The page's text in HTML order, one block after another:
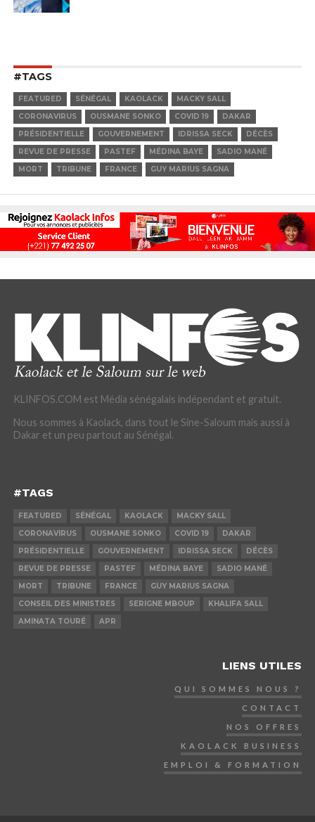
#TAGS
FEATURED SÉNÉGAL KAOLACK
MACKY SALL
CORONAVIRUS
OUSMANE SONKO COVID 19
DAKAR
PRÉSIDENTIELLE
GOUVERNEMENT IDRISSA SECK
DÉCÈS
REVUE DE PRESSE
PASTEF MÉDINA BAYE
SADIO MANÉ
MORT
TRIBUNE FRANCE GUY MARIUS SAGNA
KLINFOS.COM est Média sénégalais indépendant et gratuit.
Nous sommes à Kaolack, dans tout le Sine-Saloum mais aussi à
Dakar et un peu partout au Sénégal.
#TAGS
FEATURED SÉNÉGAL KAOLACK
MACKY SALL
CORONAVIRUS
OUSMANE SONKO COVID 19
DAKAR
PRÉSIDENTIELLE
GOUVERNEMENT IDRISSA SECK
DÉCÈS
REVUE DE PRESSE
PASTEF MÉDINA BAYE
SADIO MANÉ
MORT
TRIBUNE FRANCE
GUY MARIUS SAGNA
CONSEIL DES MINISTRES
SERIGNE MBOUP
KHALIFA SALL
AMINATA TOURÉ
APR
LIENS UTILES
QUI SOMMES NOUS ?
CONTACT
NOS OFFRES
KAOLACK BUSINESS
EMPLOI & FORMATION